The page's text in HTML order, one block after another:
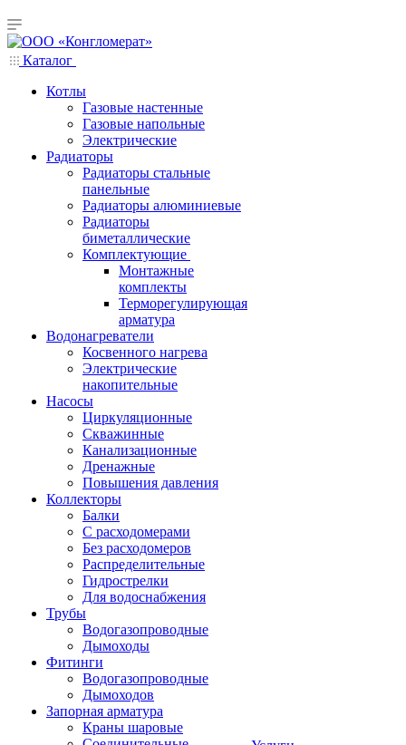
Каталог
Котлы
Газовые настенные
Газовые напольные
Электрические
Радиаторы
Радиаторы стальные
панельные
Радиаторы алюминиевые
Радиаторы
биметаллические
Комплектующие
Монтажные
комплекты
Терморегулирующая
арматура
Водонагреватели
Косвенного нагрева
Электрические
накопительные
Насосы
Циркуляционные
Скважинные
Канализационные
Дренажные
Повышения давления
Коллекторы
Балки
С расходомерами
Без расходомеров
Распределительные
Гидрострелки
Для водоснабжения
Трубы
Водогазопроводные
Дымоходы
Фитинги
Водогазопроводные
Дымоходов
Запорная арматура
Краны шаровые